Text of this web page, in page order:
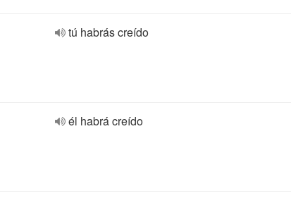
tú habrás creído
él habrá creído